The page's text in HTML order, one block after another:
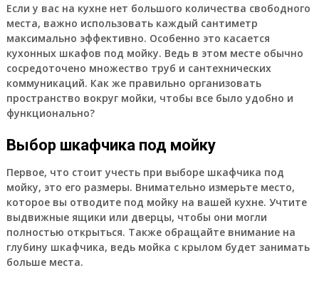
Если у вас на кухне нет большого количества свободного
места, важно использовать каждый сантиметр
максимально эффективно. Особенно это касается
кухонных шкафов под мойку. Ведь в этом месте обычно
сосредоточено множество труб и сантехнических
коммуникаций. Как же правильно организовать
пространство вокруг мойки, чтобы все было удобно и
функционально?
Выбор шкафчика под мойку
Первое, что стоит учесть при выборе шкафчика под
мойку, это его размеры. Внимательно измерьте место,
которое вы отводите под мойку на вашей кухне. Учтите
выдвижные ящики или дверцы, чтобы они могли
полностью открыться. Также обращайте внимание на
глубину шкафчика, ведь мойка с крылом будет занимать
больше места.